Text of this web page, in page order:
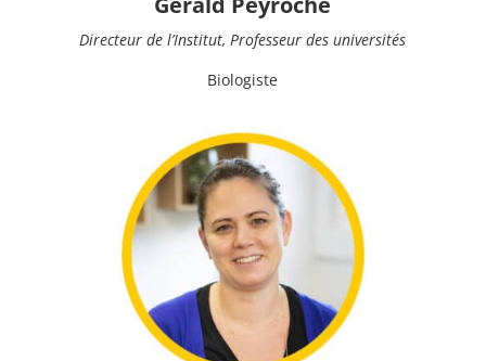
Directeur de l’Institut, Professeur des universités
Biologiste